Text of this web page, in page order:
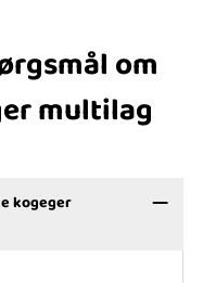
om
multilag
kogeger